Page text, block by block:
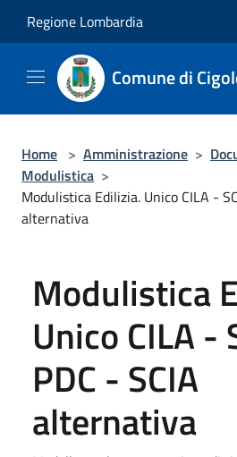
Regione Lombardia
Comune di
Home > Amministrazione >
Modulistica >
Modulistica Edilizia. Unico CILA -
alternativa
Modulistica
Unico CILA -
PDC - SCIA
alternativa